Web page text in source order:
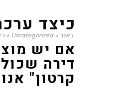
ראשי »
Uncategorized
» כיצד
אם יש
דירה
קרטון"